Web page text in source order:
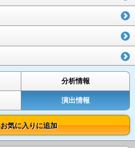
分析情報
演出情報
お気に入りに追加